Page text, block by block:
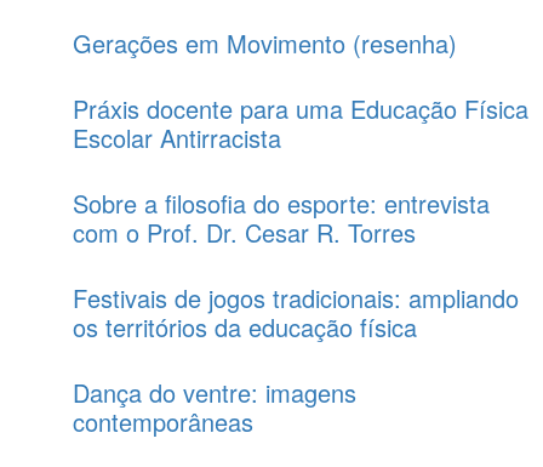
Gerações em Movimento (resenha)
Práxis docente para uma Educação Física
Escolar Antirracista
Sobre a filosofia do esporte: entrevista
com o Prof. Dr. Cesar R. Torres
Festivais de jogos tradicionais: ampliando
os territórios da educação física
Dança do ventre: imagens
contemporâneas